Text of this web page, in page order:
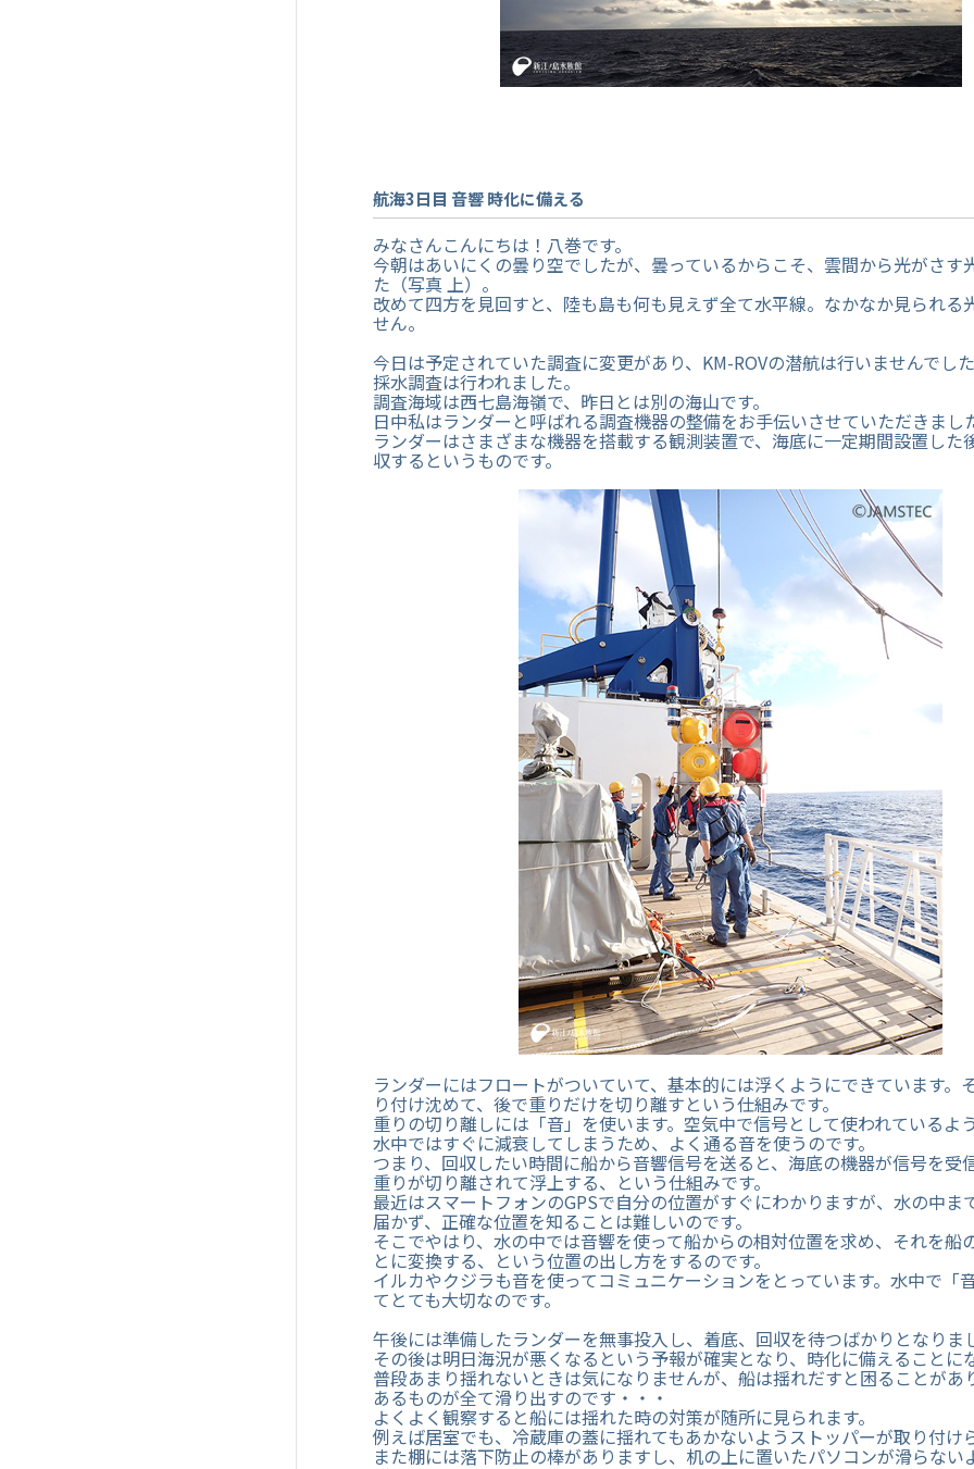
航海3日目 音響 時化に備える
みなさんこんにちは！八巻です。
今朝はあいにくの曇り空でしたが、曇っているからこそ、雲間から光がさす
た（写真 上）。
改めて四方を見回すと、陸も島も何も見えず全て水平線。なかなか見られる
せん。
今日は予定されていた調査に変更があり、KM-ROVの潜航は行いませんでし
採水調査は行われました。
調査海域は西七島海嶺で、昨日とは別の海山です。
日中私はランダーと呼ばれる調査機器の整備をお手伝いさせていただきまし
ランダーはさまざまな機器を搭載する観測装置で、海底に一定期間設置した
収するというものです。
ランダーにはフロートがついていて、基本的には浮くようにできています。
り付け沈めて、後で重りだけを切り離すという仕組みです。
重りの切り離しには「音」を使います。空気中で信号として使われているよ
水中ではすぐに減衰してしまうため、よく通る音を使うのです。
つまり、回収したい時間に船から音響信号を送ると、海底の機器が信号を受
重りが切り離されて浮上する、という仕組みです。
最近はスマートフォンのGPSで自分の位置がすぐにわかりますが、水の中ま
届かず、正確な位置を知ることは難しいのです。
そこでやはり、水の中では音響を使って船からの相対位置を求め、それを船
とに変換する、という位置の出し方をするのです。
イルカやクジラも音を使ってコミュニケーションをとっています。水中で「
てとても大切なのです。
午後には準備したランダーを無事投入し、着底、回収を待つばかりとなりま
その後は明日海況が悪くなるという予報が確実となり、時化に備えることに
普段あまり揺れないときは気になりませんが、船は揺れだすと困ることがあ
あるものが全て滑り出すのです・・・
よくよく観察すると船には揺れた時の対策が随所に見られます。
例えば居室でも、冷蔵庫の蓋に揺れてもあかないようストッパーが取り付け
また棚には落下防止の棒がありますし、机の上に置いたパソコンが滑らない